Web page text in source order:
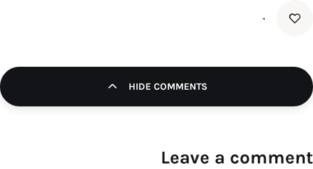
۰
HIDE COMMENTS
Leave a comment